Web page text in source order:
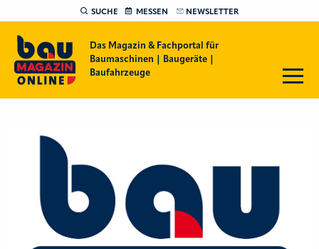
SUCHE MESSEN NEWSLETTER
Das Magazin & Fachportal für
Baumaschinen | Baugeräte |
Baufahrzeuge